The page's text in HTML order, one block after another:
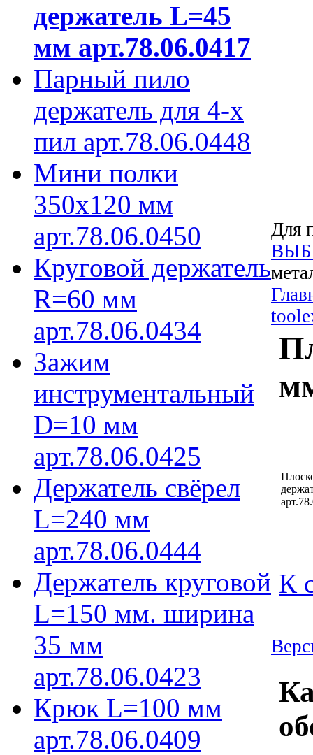
держатель L=45
мм арт.78.06.0417
Парный пило
держатель для 4-х
пил арт.78.06.0448
Мини полки
350х120 мм
арт.78.06.0450
Круговой держатель
R=60 мм
арт.78.06.0434
Зажим
инструментальный
D=10 мм
арт.78.06.0425
Держатель свёрел
L=240 мм
арт.78.06.0444
Держатель круговой
L=150 мм. ширина
35 мм
арт.78.06.0423
Крюк L=100 мм
арт.78.06.0409
Для
К